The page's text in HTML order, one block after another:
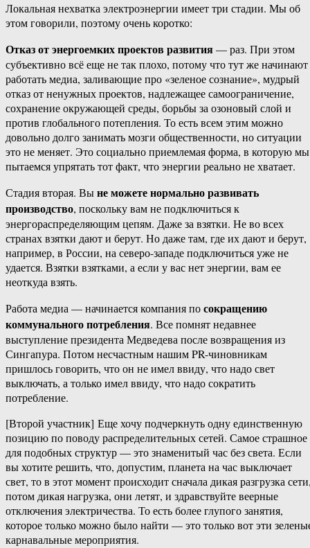
Локальная нехватка электроэнергии имеет три стадии. Мы об
этом говорили, поэтому очень коротко:
Отказ от энергоемких проектов развития— раз. При этом
субъективно всё еще не так плохо, потому что тут же начинают
работать медиа, заливающие про «зеленое сознание», мудрый
отказ от ненужных проектов, надлежащее самоограничение,
сохранение окружающей среды, борьбы за озоновый слой и
против глобального потепления. То есть всем этим можно
довольно долго занимать мозги общественности, но ситуации
это не меняет. Это социально приемлемая форма, в которую мы
пытаемся упрятать тот факт, что энергии реально не хватает.
Стадия вторая. Выне можете нормально развивать
производство, поскольку вам не подключиться к
энергораспределяющим цепям. Даже за взятки. Не во всех
странах взятки дают и берут. Но даже там, где их дают и берут,
например, в России, на северо-​западе подключиться уже не
удается. Взятки взятками, а если у вас нет энергии, вам ее
неоткуда взять.
Работа медиа — начинается компания посокращению
коммунального потребления. Все помнят недавнее
выступление президента Медведева после возвращения из
Сингапура. Потом несчастным нашим PR-​чиновникам
пришлось говорить, что он не имел ввиду, что надо свет
выключать, а только имел ввиду, что надо сократить
потребление.
[Второй участник] Еще хочу подчеркнуть одну единственную
позицию по поводу распределительных сетей. Самое страшное
для подобных структур — это знаменитый час без света. Если
вы хотите решить, что, допустим, планета на час выключает
свет, то в этот момент происходит сначала дикая разгрузка
потом дикая нагрузка, они летят, и здравствуйте веерные
отключения электричества. То есть более глупого занятия,
которое только можно было найти — это только вот эти
карнавальные мероприятия.